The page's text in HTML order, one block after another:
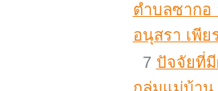
ตำบลซากอ
อนุสรา เพี
7 ปัจจัยที่